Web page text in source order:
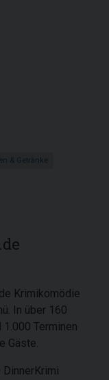
& Getränke
Krimikomödie
In über 160
1.000 Terminen
Gäste.